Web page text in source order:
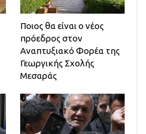
Ποιος θα είναι ο νέος
πρόεδρος στον
Αναπτυξιακό Φορέα της
Γεωργικής Σχολής
Μεσαράς